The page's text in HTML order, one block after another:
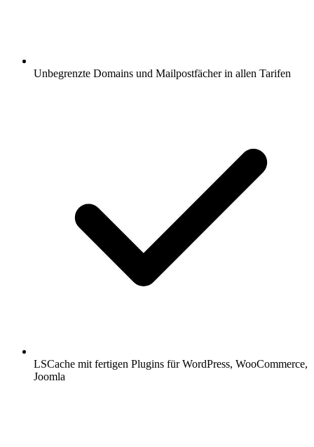
Unbegrenzte Domains und Mailpostfächer in allen Tarifen
LSCache mit fertigen Plugins für WordPress, WooCommerce,
Joomla